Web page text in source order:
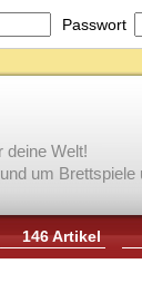
Passwort
deine Welt!
um
146 Artikel